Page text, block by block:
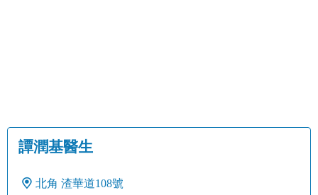
譚潤基醫生
北角 渣華道108號